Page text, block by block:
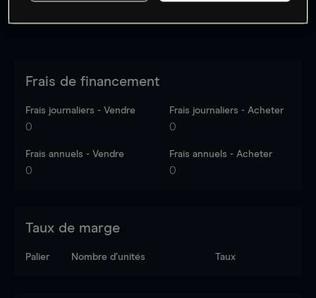
Frais de financement
Frais journaliers - Vendre
0
Frais journaliers - Acheter
0
Frais annuels - Vendre
0
Frais annuels - Acheter
0
Taux de marge
Palier Nombre d’unités Taux